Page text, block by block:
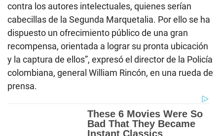
contra los autores intelectuales, quienes serían
cabecillas de la Segunda Marquetalia. Por ello se ha
dispuesto un ofrecimiento público de una gran
recompensa, orientada a lograr su pronta ubicación
y la captura de ellos”, expresó el director de la Policía
colombiana, general William Rincón, en una rueda de
prensa.